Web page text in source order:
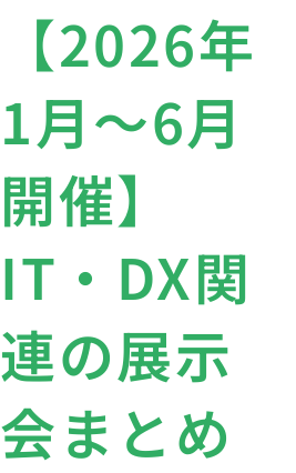
【2026年
1月〜6月
開催】
IT・DX関
連の展示
会まとめ